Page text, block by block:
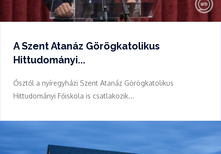
A Szent Atanáz Görögkatolikus
Hittudományi...
Ősztől a nyíregyházi Szent Atanáz Görögkatolikus
Hittudományi Főiskola is csatlakozik...